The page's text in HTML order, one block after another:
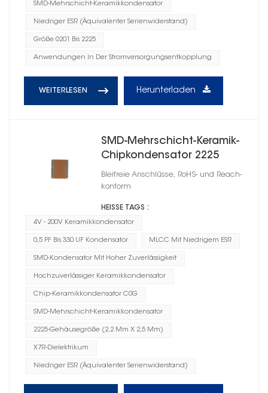
SMD-Mehrschicht-Keramikkondensator
Niedriger ESR (Äquivalenter Serienwiderstand)
Größe 0201 Bis 2225
Anwendungen In Der Stromversorgungsentkopplung
WEITERLESEN Herunterladen
SMD-Mehrschicht-Keramik-
Chipkondensator 2225
Bleifreie Anschlüsse, RoHS- und Reach-
konform
HEISSE TAGS :
4V - 200V Keramikkondensator
0,5 PF Bis 330 UF Kondensator MLCC Mit Niedrigem ESR
SMD-Kondensator Mit Hoher Zuverlässigkeit
Hochzuverlässiger Keramikkondensator
Chip-Keramikkondensator C0G
SMD-Mehrschicht-Keramikkondensator
2225-Gehäusegröße (2,2 Mm X 2,5 Mm)
X7R-Dielektrikum
Niedriger ESR (Äquivalenter Serienwiderstand)